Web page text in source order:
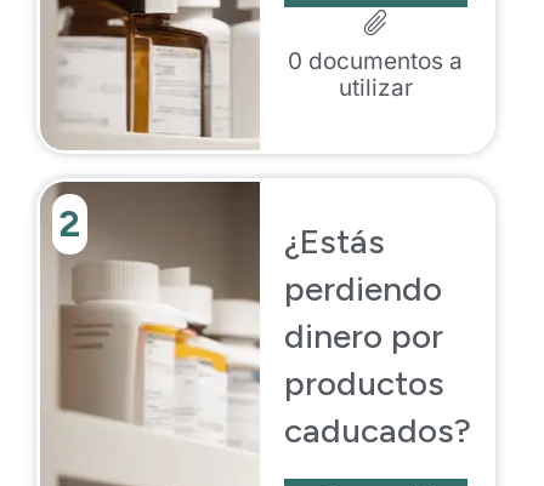
0 documentos a
utilizar
2
¿Estás
perdiendo
dinero por
productos
caducados?